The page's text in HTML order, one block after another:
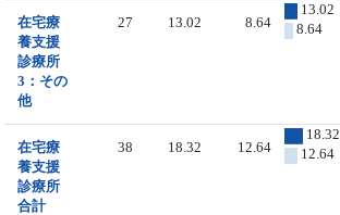
在宅療
養支援
診療所
3：その
他
27 13.02 8.64
13.02
8.64
在宅療
養支援
診療所
合計
38 18.32 12.64
18.32
12.64